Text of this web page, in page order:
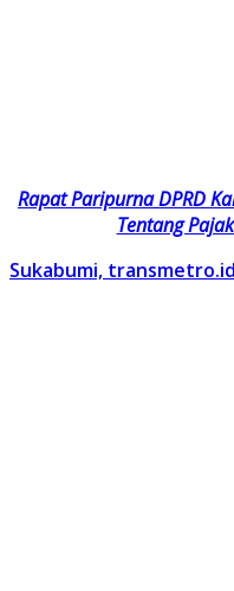
Rapat Paripurna DPRD
Tentang
Sukabumi, transmetro.id